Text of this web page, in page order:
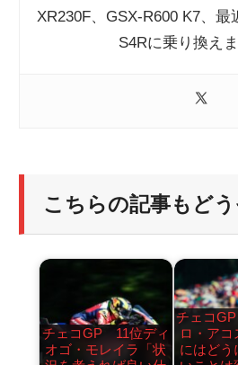
XR230F、GSX-R600 K7、
S4Rに乗り換えま
こちらの記事もど
チェコGP 11位ディ
オゴ・モレイラ「状
チェコ
ロ・アコ
にはどう